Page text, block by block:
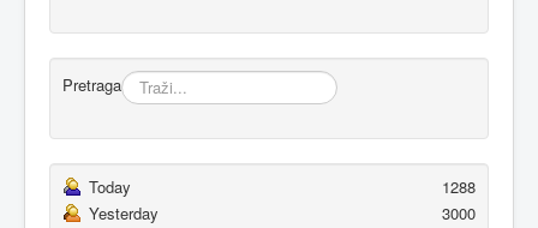
Pretraga
Today
1288
Yesterday
3000